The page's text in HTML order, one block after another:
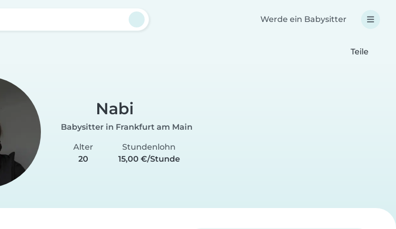
Werde ein Babysitter
Teile
Nabi
Babysitter in Frankfurt am Main
Alter
20
Stundenlohn
15,00 €/Stunde